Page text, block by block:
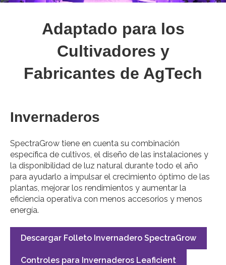
Adaptado para los
Cultivadores y
Fabricantes de AgTech
Invernaderos
SpectraGrow tiene en cuenta su combinación
específica de cultivos, el diseño de las instalaciones y
la disponibilidad de luz natural durante todo el año
para ayudarlo a impulsar el crecimiento óptimo de las
plantas, mejorar los rendimientos y aumentar la
eficiencia operativa con menos accesorios y menos
energía.
Descargar Folleto Invernadero SpectraGrow
Controles para Invernaderos Leaficient